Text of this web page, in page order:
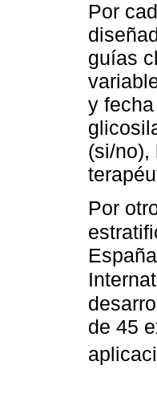
Por
guías
y
(si/no),
Por
de 45